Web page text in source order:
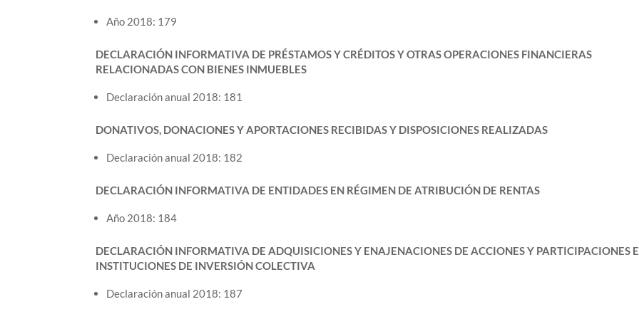
Año 2018: 179
DECLARACIÓN INFORMATIVA DE PRÉSTAMOS Y CRÉDITOS Y OTRAS OPERACIONES FINANCIERAS
RELACIONADAS CON BIENES INMUEBLES
Declaración anual 2018: 181
DONATIVOS, DONACIONES Y APORTACIONES RECIBIDAS Y DISPOSICIONES REALIZADAS
Declaración anual 2018: 182
DECLARACIÓN INFORMATIVA DE ENTIDADES EN RÉGIMEN DE ATRIBUCIÓN DE RENTAS
Año 2018: 184
DECLARACIÓN INFORMATIVA DE ADQUISICIONES Y ENAJENACIONES DE ACCIONES Y PARTICIPACIONES
INSTITUCIONES DE INVERSIÓN COLECTIVA
Declaración anual 2018: 187